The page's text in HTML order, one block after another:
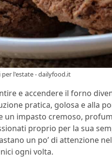
l'estate - dailyfood.it
e accendere il forno
pratica, golosa e alla
impasto cremoso,
proprio per la sua
un po’ di attenzione
ogni volta.